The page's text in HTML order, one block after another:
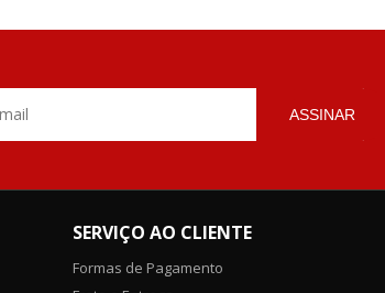
ASSINAR
SERVIÇO AO CLIENTE
Formas de Pagamento